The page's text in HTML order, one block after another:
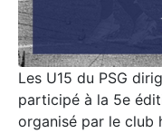
Les U15 du PSG
participé à la 5e
organisé par le club